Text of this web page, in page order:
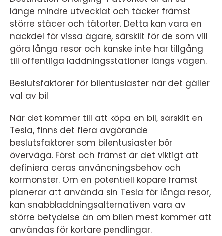
länge mindre utvecklat och täcker främst
större städer och tätorter. Detta kan vara en
nackdel för vissa ägare, särskilt för de som vill
göra långa resor och kanske inte har tillgång
till offentliga laddningsstationer längs vägen.
Beslutsfaktorer för bilentusiaster när det gäller
val av bil
När det kommer till att köpa en bil, särskilt en
Tesla, finns det flera avgörande
beslutsfaktorer som bilentusiaster bör
överväga. Först och främst är det viktigt att
definiera deras användningsbehov och
körmönster. Om en potentiell köpare främst
planerar att använda sin Tesla för långa resor,
kan snabbladdningsalternativen vara av
större betydelse än om bilen mest kommer att
användas för kortare pendlingar.